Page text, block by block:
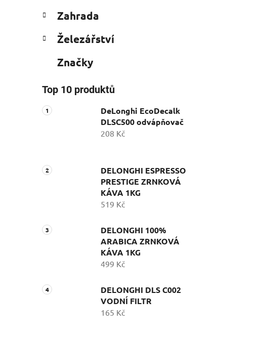
Zahrada
Železářství
Značky
Top 10 produktů
DeLonghi EcoDecalk
DLSC500 odvápňovač
208 Kč
DELONGHI ESPRESSO
PRESTIGE ZRNKOVÁ
KÁVA 1KG
519 Kč
DELONGHI 100%
ARABICA ZRNKOVÁ
KÁVA 1KG
499 Kč
DELONGHI DLS C002
VODNÍ FILTR
165 Kč